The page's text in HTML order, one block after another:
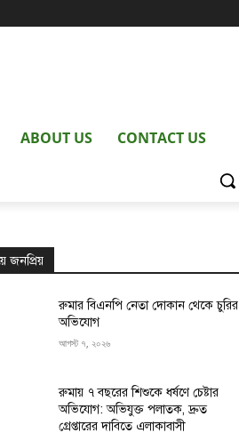
ABOUT US CONTACT US
জনপ্রিয়
রুমার বিএনপি নেতা দোকান থেকে চুরির
অভিযোগ
আগস্ট ৭, ২০২৬
রুমায় ৭ বছরের শিশুকে ধর্ষণে চেষ্টার
অভিযোগ: অভিযুক্ত পলাতক, দ্রুত
গ্রেপ্তারের দাবিতে এলাকাবাসী